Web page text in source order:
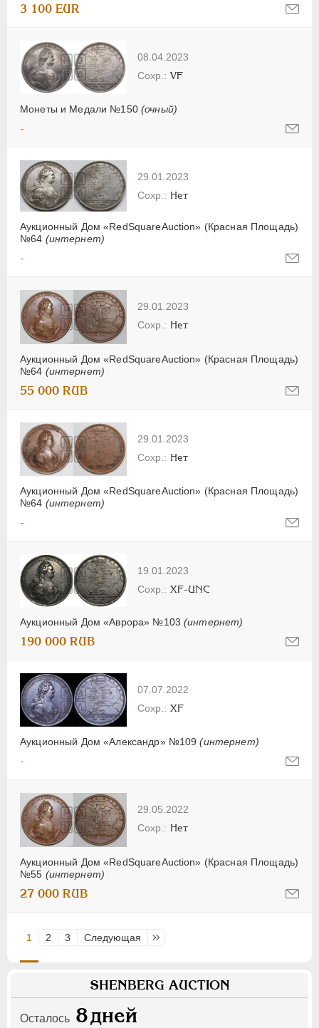
3 100 EUR
08.04.2023
Монеты и Медали №150 (очный)
VF
-
29.01.2023
Аукционный Дом «RedSquareAuction» (Красная Площадь)
№64 (интернет)
Нет
-
29.01.2023
Аукционный Дом «RedSquareAuction» (Красная Площадь)
№64 (интернет)
Нет
55 000 RUB
29.01.2023
Аукционный Дом «RedSquareAuction» (Красная Площадь)
№64 (интернет)
Нет
-
19.01.2023
Аукционный Дом «Аврора» №103(интернет)
XF-UNC
190 000 RUB
07.07.2022
Аукционный Дом «Александр» №109(интернет)
XF
-
29.05.2022
Аукционный Дом «RedSquareAuction» (Красная Площадь)
№55 (интернет)
Нет
27 000 RUB
1 2 3 Следующая Последняя
SHENBERG AUCTION
Осталось 8дней